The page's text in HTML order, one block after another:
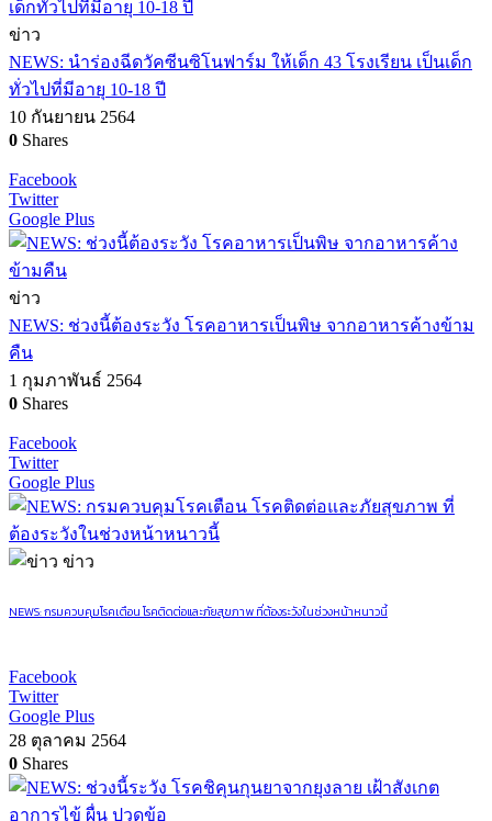
ข่าว
NEWS: นำร่องฉีดวัคซีนซิโนฟาร์ม ให้เด็ก 43 โรงเรียน เป็นเด็ก
ทั่วไปที่มีอายุ 10-18 ปี
10 กันยายน 2564
0 Shares
Facebook
Twitter
Google Plus
ข่าว
NEWS: ช่วงนี้ต้องระวัง โรคอาหารเป็นพิษ จากอาหารค้างข้าม
คืน
1 กุมภาพันธ์ 2564
0 Shares
Facebook
Twitter
Google Plus
ข่าว
NEWS: กรมควบคุมโรคเตือน โรคติดต่อและภัยสุขภาพ ที่ต้องระวังในช่วงหน้าหนาวนี้
Facebook
Twitter
Google Plus
28 ตุลาคม 2564
0 Shares